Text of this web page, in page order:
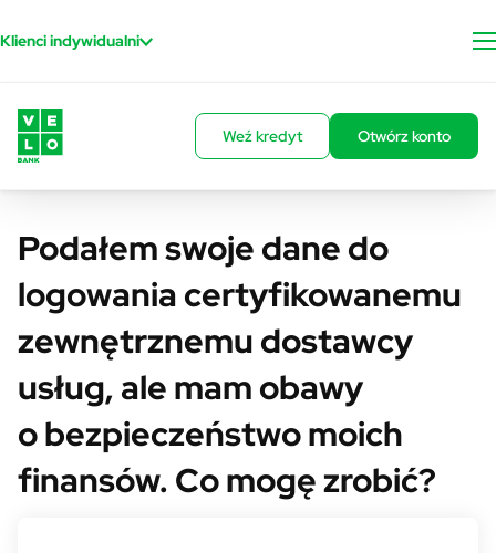
Klienci indywidualni
Weź kredyt Otwórz konto
Podałem swoje dane do
logowania certyfikowanemu
zewnętrznemu dostawcy
usług, ale mam obawy
o bezpieczeństwo moich
finansów. Co mogę zrobić?